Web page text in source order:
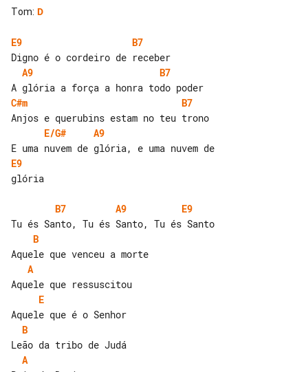
Tom: D
E9
B7
A9
B7
C#m
B7
E/G#
A9
E9
glória
B7 A9
E9
B
A
E
B
A